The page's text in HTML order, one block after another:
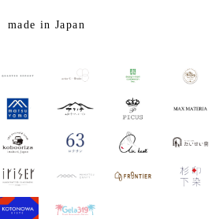
made in Japan